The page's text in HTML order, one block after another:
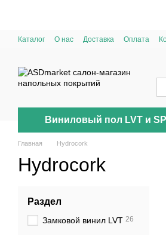
Каталог О нас Доставка Оплата
Виниловый пол LVT и
Главная Hydrocork
Hydrocork
Раздел
Замковой винил LVT 26